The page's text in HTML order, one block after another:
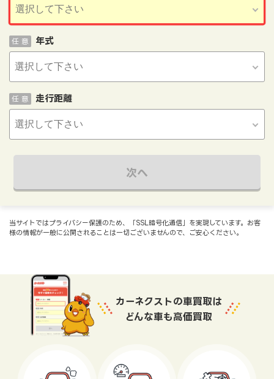
年式
任 意
走行距離
任 意
次へ
当サイトではプライバシー保護のため、「SSL暗号化通信」を実現しています。お客
様の情報が一般に公開されることは一切ございませんので、ご安心ください。
カーネクストの車買取は
どんな車も高価買取